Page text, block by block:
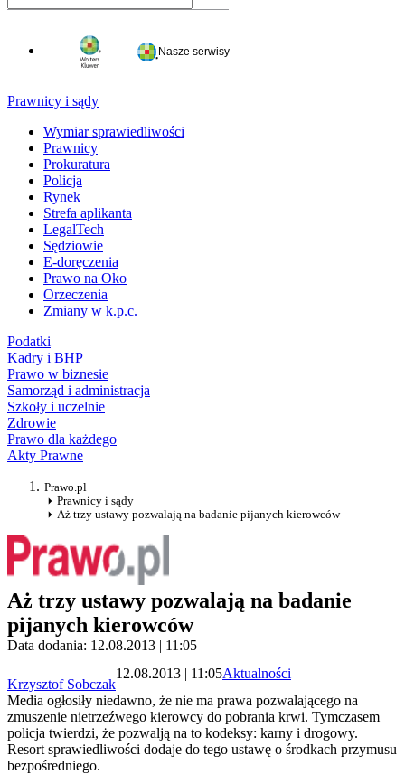
Nasze serwisy
Prawnicy i sądy
Wymiar sprawiedliwości
Prawnicy
Prokuratura
Policja
Rynek
Strefa aplikanta
LegalTech
Sędziowie
E-doręczenia
Prawo na Oko
Orzeczenia
Zmiany w k.p.c.
Podatki
Kadry i BHP
Prawo w biznesie
Samorząd i administracja
Szkoły i uczelnie
Zdrowie
Prawo dla każdego
Akty Prawne
Prawo.pl
Prawnicy i sądy
Aż trzy ustawy pozwalają na badanie pijanych kierowców
Aż trzy ustawy pozwalają na badanie
pijanych kierowców
Data dodania: 12.08.2013 | 11:05
Krzysztof Sobczak
12.08.2013 | 11:05Aktualności
Media ogłosiły niedawno, że nie ma prawa pozwalającego na
zmuszenie nietrzeźwego kierowcy do pobrania krwi. Tymczasem
policja twierdzi, że pozwalją na to kodeksy: karny i drogowy.
Resort sprawiedliwości dodaje do tego ustawę o środkach przymusu
bezpośredniego.